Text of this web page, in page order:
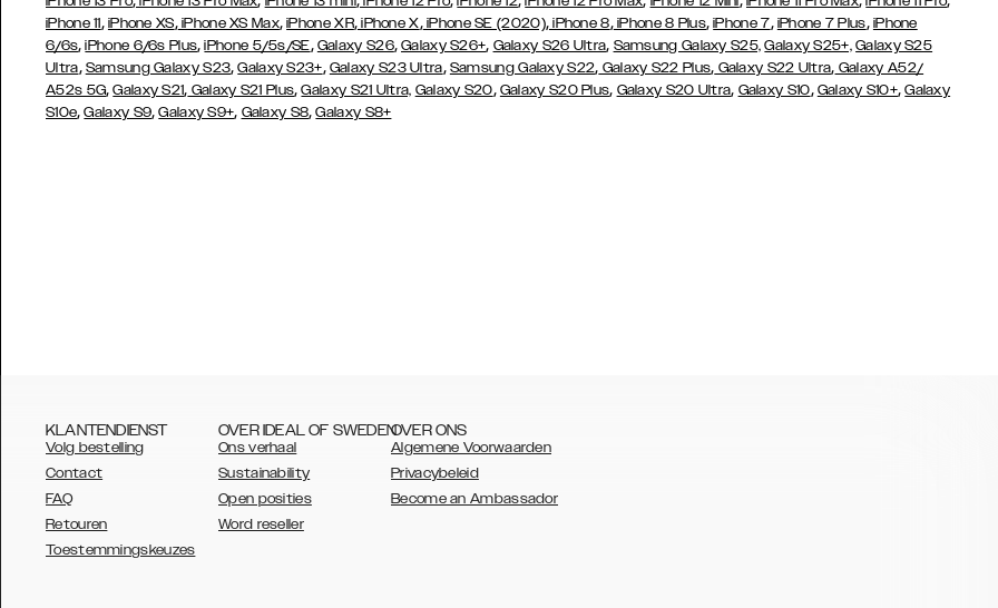
iPhone 11, iPhone XS,iPhone XS Max,iPhone XR,iPhone X,iPhone SE (2020),iPhone 8,iPhone 8 Plus,iPhone 7, iPhone 7 Plus, iPhone
6/6s,iPhone 6/6s Plus,iPhone 5/5s/SE, Galaxy S26,Galaxy S26+, Galaxy S26 Ultra, Samsung Galaxy S25, Galaxy S25+, Galaxy S25
Ultra, Samsung Galaxy S23,Galaxy S23+, Galaxy S23 Ultra, Samsung Galaxy S22, Galaxy S22 Plus, Galaxy S22 Ultra, Galaxy A52/
A52s 5G,Galaxy S21, Galaxy S21 Plus,Galaxy S21 Ultra, Galaxy S20, Galaxy S20 Plus, Galaxy S20 Ultra, Galaxy S10, Galaxy S10+,Galaxy
S10e,Galaxy S9,Galaxy S9+, Galaxy S8,Galaxy S8+
KLANTENDIENST
Volg bestelling
Contact
FAQ
Retouren
Toestemmingskeuzes
OVER IDEAL OF SWEDEN
Ons verhaal
Sustainability
Open posities
Word reseller
OVER ONS
Algemene Voorwaarden
Privacybeleid
Become an Ambassador
AUSTRALIA